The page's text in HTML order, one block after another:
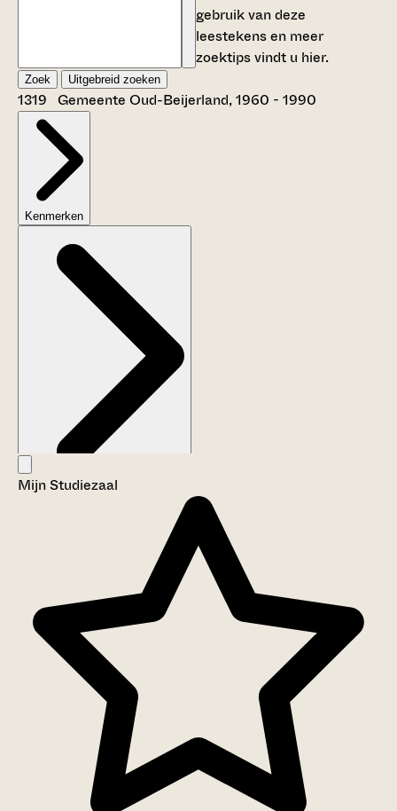
gebruik van deze
leestekens en meer
zoektips vindt u hier.
Zoek Uitgebreid zoeken
1319 Gemeente Oud-Beijerland, 1960 - 1990
Kenmerken
Aanwijzingen voor de gebruiker
Mijn Studiezaal